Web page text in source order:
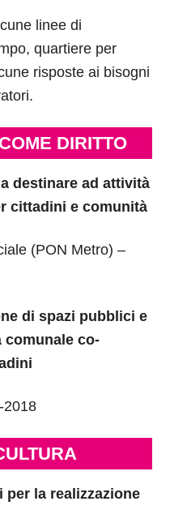
linee di
quartiere per
risposte ai bisogni
DIRITTO
destinare ad attività
cittadini e comunità
(PON Metro) –
di spazi pubblici e
co-
2018
per la realizzazione